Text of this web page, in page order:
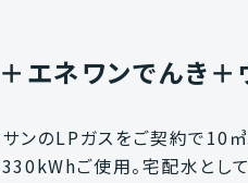
エネワンでんき＋
ンのLPガスをご契約で10
ご使用。宅配水とし